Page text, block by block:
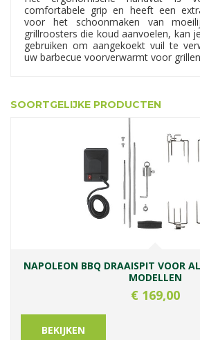
comfortabele grip en heeft een
voor het schoonmaken van
grillroosters die koud aanvoelen, kan
gebruiken om aangekoekt vuil te
uw barbecue voorverwarmt voor
SOORTGELIJKE PRODUCTEN
NAPOLEON BBQ DRAAISPIT VOOR
MODELLEN
€ 169,00
BEKIJKEN